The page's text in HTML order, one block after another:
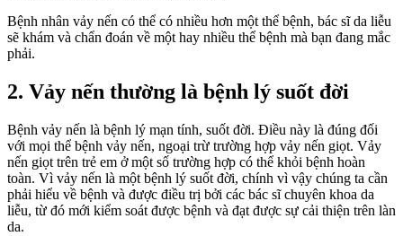
Bệnh nhân vảy nến có thể có nhiều hơn một thể bệnh, bác sĩ da liễu
sẽ khám và chẩn đoán về một hay nhiều thể bệnh mà bạn đang mắc
phải.
2. Vảy nến thường là bệnh lý suốt đời
Bệnh vảy nến là bệnh lý mạn tính, suốt đời. Điều này là đúng đối
với mọi thể bệnh vảy nến, ngoại trừ trường hợp vảy nến giọt. Vảy
nến giọt trên trẻ em ở một số trường hợp có thể khỏi bệnh hoàn
toàn. Vì vảy nến là một bệnh lý suốt đời, chính vì vậy chúng ta cần
phải hiểu về bệnh và được điều trị bởi các bác sĩ chuyên khoa da
liễu, từ đó mới kiểm soát được bệnh và đạt được sự cải thiện trên làn
da.